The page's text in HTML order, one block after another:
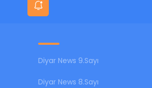
Diyar News 9.Sayı
Diyar News 8.Sayı